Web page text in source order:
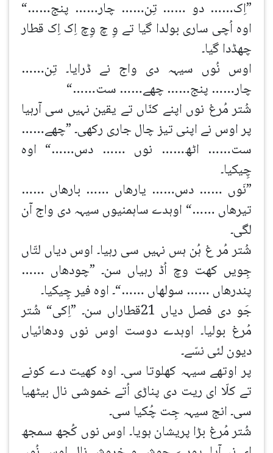
”اِک…… دو …… تِن…… چار…… پنج……“
اوہ اُچی ساری بولدا گیا تے وِ چ وِچ اِک اِک قطار
چھڈدا گیا۔
اوس نُوں سیہہ دی واج نے ڈرایا۔ تِن……
چار…… پنج…… چھے…… ست……“
شُتر مُرغ نوں اپنے کنّاں تے یقین نہیں سی آرہیا
پر اوس نے اپنی تیز چال جاری رکھی۔ ”چھے……
ست…… اٹھ…… نوں …… دس……“ اوہ
چِیکیا۔
”نَوں …… دس…… یارھاں …… بارھاں ……
تیرھاں ……“ اوہدے ساہمنیوں سیہہ دی واج آن
لگی۔
شُتر مُر غ ہُن ہس نہیں سی رہیا۔ اوس دیاں لتّاں
جِویں کھت وچ اُڈ رہیاں سن۔ ”چودھاں ……
پندرھاں …… سولھاں ……“۔ اوہ فیر چِیکیا۔
جَو دی فصل دیاں 21قطاراں سن۔ ”اِکی“ شُتر
مُرغ بولیا۔ اوہدے دوست اوس نوں ودھائیاں
دیون لئی نسّے۔
پر اوتھے سیہہ کھلوتا سی۔ اوہ کھیت دے کونے
تے کلّا ای ریت دی پناڑی اُتے خموشی نال بیٹھیا
سی۔ انج سیہہ جِت چُکیا سی۔
شُتر مُرغ بڑا پریشان ہویا۔ اوس نوں کُجھ سمجھ